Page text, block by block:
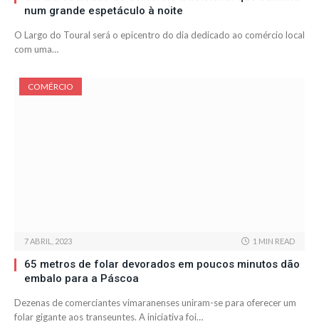
num grande espetáculo à noite
O Largo do Toural será o epicentro do dia dedicado ao comércio local
com uma…
COMÉRCIO
7 ABRIL, 2023 1 MIN READ
65 metros de folar devorados em poucos minutos dão
embalo para a Páscoa
Dezenas de comerciantes vimaranenses uniram-se para oferecer um
folar gigante aos transeuntes. A iniciativa foi…